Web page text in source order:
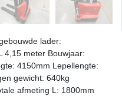
lader:
4,15 meter Bouwjaar:
4150mm Lepellengte:
gewicht: 640kg
afmeting L: 1800mm